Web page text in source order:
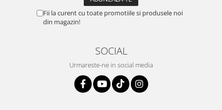
Fii la curent cu toate promotiile si produsele noi
din magazin!
SOCIAL
Urmareste-ne in social media